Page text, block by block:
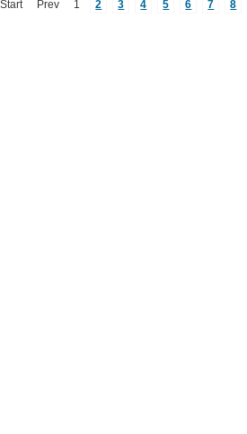
Start Prev 1 2 3 4 5 6 7 8